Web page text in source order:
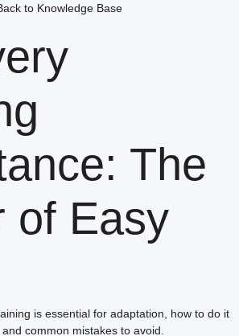
to Knowledge Base
The
of Easy
is essential for adaptation, how to do it
common mistakes to avoid.